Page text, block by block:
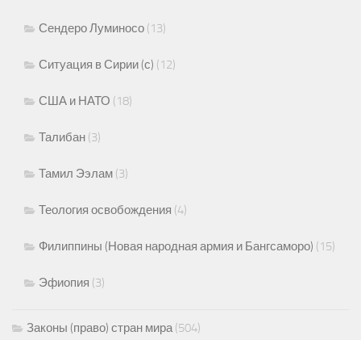
Сендеро Луминосо (13)
Ситуация в Сирии (с) (12)
США и НАТО (18)
Талибан (3)
Тамил Ээлам (3)
Теология освобождения (4)
Филиппины (Новая народная армия и Бангсаморо) (15)
Эфиопия (3)
Законы (право) стран мира(504)